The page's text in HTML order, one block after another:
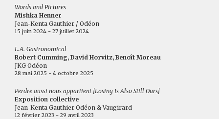
Words and Pictures
Mishka Henner
Jean-Kenta Gauthier / Odéon
15 juin 2024 - 27 juillet 2024
L.A. Gastronomical
Robert Cumming, David Horvitz, Benoît Moreau
JKG Odéon
28 mai 2025 - 4 octobre 2025
Perdre aussi nous appartient [Losing Is Also Still Ours]
Exposition collective
Jean-Kenta Gauthier Odéon & Vaugirard
12 février 2023 - 29 avril 2023